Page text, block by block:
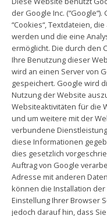
der Google Inc.
“Cookies“, Textdateien,
werden und die eine
ermöglicht. Die durch den
Ihre Benutzung dieser
wird an einen Server von
gespeichert. Google wird
Nutzung der Website
Websiteaktivitäten für die
und um weitere mit der
verbundene
diese Informationen
dies gesetzlich
Auftrag von Google
Adresse mit anderen
können die Installation
Einstellung Ihrer Browser
jedoch darauf hin, dass